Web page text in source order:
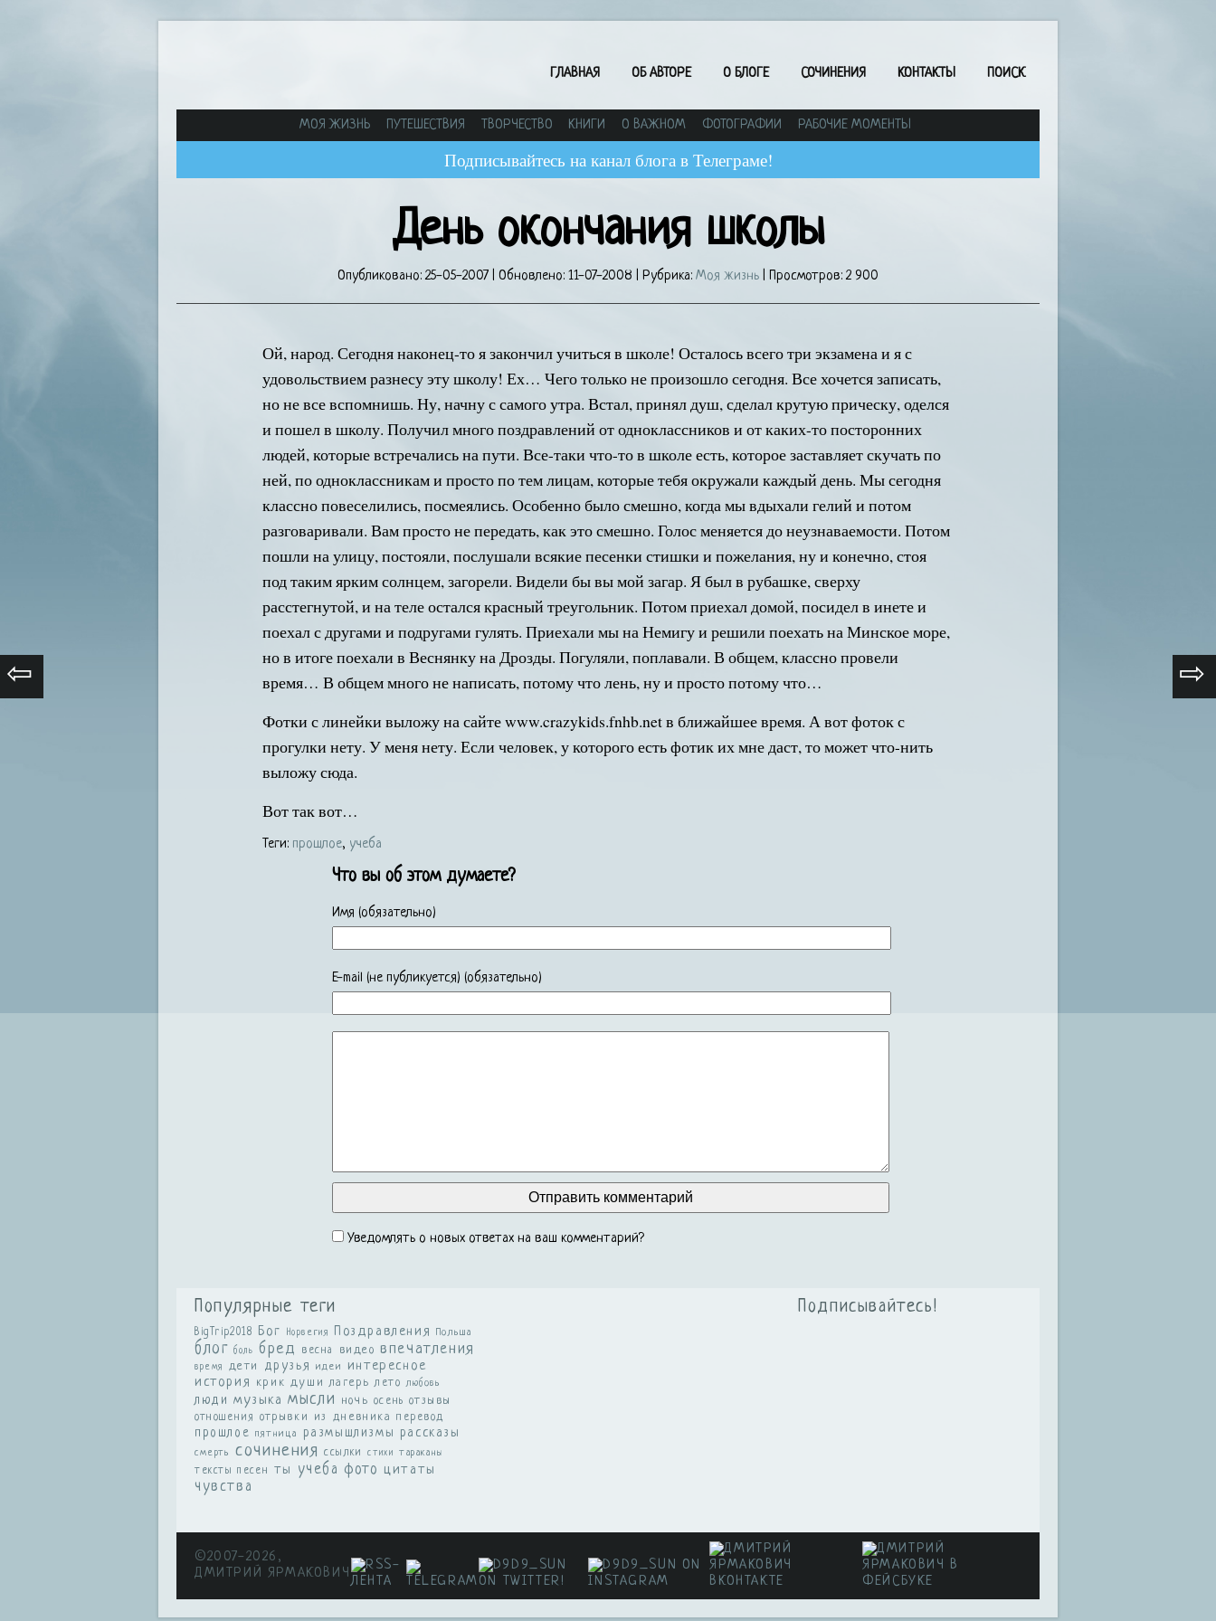
ГЛАВНАЯ ОБ АВТОРЕ О БЛОГЕ СОЧИНЕНИЯ КОНТАКТЫ ПОИСК
МОЯ ЖИЗНЬ ПУТЕШЕСТВИЯ ТВОРЧЕСТВО КНИГИ О ВАЖНОМ ФОТОГРАФИИ РАБОЧИЕ МОМЕНТЫ
Подписывайтесь на канал блога в Телеграме!
День окончания школы
Опубликовано:25-05-2007 | Обновлено: 11-07-2008 | Рубрика: Моя жизнь | Просмотров: 2 900
Ой, народ. Сегодня наконец-то я закончил учиться в школе! Осталось всего три экзамена и я с
удовольствием разнесу эту школу! Ех… Чего только не произошло сегодня. Все хочется записать,
но не все вспомнишь. Ну, начну с самого утра. Встал, принял душ, сделал крутую прическу, оделся
и пошел в школу. Получил много поздравлений от одноклассников и от каких-то посторонних
людей, которые встречались на пути. Все-таки что-то в школе есть, которое заставляет скучать по
ней, по одноклассникам и просто по тем лицам, которые тебя окружали каждый день. Мы сегодня
классно повеселились, посмеялись. Особенно было смешно, когда мы вдыхали гелий и потом
разговаривали. Вам просто не передать, как это смешно. Голос меняется до неузнаваемости. Потом
пошли на улицу, постояли, послушали всякие песенки стишки и пожелания, ну и конечно, стоя
под таким ярким солнцем, загорели. Видели бы вы мой загар. Я был в рубашке, сверху
расстегнутой, и на теле остался красный треугольник. Потом приехал домой, посидел в инете и
поехал с другами и подругами гулять. Приехали мы на Немигу и решили поехать на Минское море,
но в итоге поехали в Веснянку на Дрозды. Погуляли, поплавали. В общем, классно провели
время… В общем много не написать, потому что лень, ну и просто потому что…
Фотки с линейки выложу на сайте www.crazykids.fnhb.net в ближайшее время. А вот фоток с
прогулки нету. У меня нету. Если человек, у которого есть фотик их мне даст, то может что-нить
выложу сюда.
Вот так вот…
Теги: прошлое, учеба
⇦ ⇨
Что вы об этом думаете?
Имя (обязательно)
E-mail (не публикуется) (обязательно)
Уведомлять о новых ответах на ваш комментарий?
Популярные теги
BigTrip2018 Бог Норвегия Поздравления Польша
блог боль бред весна видео впечатления
время дети друзья идеи интересное
история крик души лагерь лето любовь
люди музыка мысли ночь осень отзывы
отношения отрывки из дневника перевод
прошлое пятница размышлизмы рассказы
смерть сочинения ссылки стихи тараканы
тексты песен ты учеба фото цитаты
чувства
Подписывайтесь!
©2007-2026,
ДМИТРИЙ ЯРМАКОВИЧ